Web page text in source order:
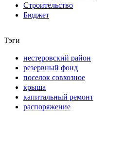
Строительство
Бюджет
Тэги
нестеровский район
резервный фонд
поселок совхозное
крыша
капитальный ремонт
распоряжение